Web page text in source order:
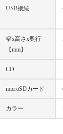
USB接続
幅x高さx奥行
【mm】
CD
microSDカード
カラー